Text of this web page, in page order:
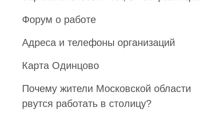
Форум о работе
Адреса и телефоны организаций
Карта Одинцово
Почему жители Московской области
рвутся работать в столицу?